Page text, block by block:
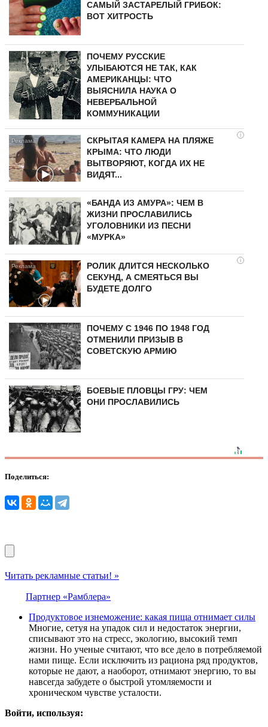
САМЫЙ ЗАСТАРЕЛЫЙ ГРИБОК:
ВОТ ХИТРОСТЬ
ПОЧЕМУ РУССКИЕ
УЛЫБАЮТСЯ НЕ ТАК, КАК
АМЕРИКАНЦЫ: ЧТО
ВЫЯСНИЛА НАУКА О
НЕВЕРБАЛЬНОЙ
КОММУНИКАЦИИ
i
СКРЫТАЯ КАМЕРА НА ПЛЯЖЕ
КРЫМА: ЧТО ЛЮДИ
ВЫТВОРЯЮТ, КОГДА ИХ НЕ
ВИДЯТ...
«БАНДА ИЗ АМУРА»: ЧЕМ В
ЖИЗНИ ПРОСЛАВИЛИСЬ
УГОЛОВНИКИ ИЗ ПЕСНИ
«МУРКА»
i
РОЛИК ДЛИТСЯ НЕСКОЛЬКО
СЕКУНД, А СМЕЯТЬСЯ ВЫ
БУДЕТЕ ДОЛГО
ПОЧЕМУ С 1946 ПО 1948 ГОД
ОТМЕНИЛИ ПРИЗЫВ В
СОВЕТСКУЮ АРМИЮ
БОЕВЫЕ ПЛОВЦЫ ГРУ: ЧЕМ
ОНИ ПРОСЛАВИЛИСЬ
Поделиться:
Читать рекламные статьи! »
Партнер «Рамблера»
Продуктовое изнеможение: какая пища отнимает силы
Многие, сетуя на упадок сил и недостаток энергии,
списывают это на стресс, экологию, высокий темп
жизни. Но ученые считают, что все дело в потребляемой
нами пище. Если исключить из рациона ряд продуктов,
которые не дают, а наоборот, отнимают энергию, то вы
навсегда забудете о быстрой утомляемости и
хроническом чувстве усталости.
Войти, используя: